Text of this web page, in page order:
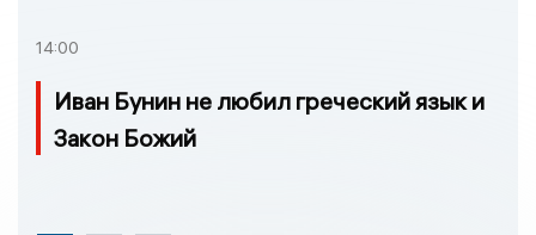
14:00
Иван Бунин не любил греческий язык и
Закон Божий